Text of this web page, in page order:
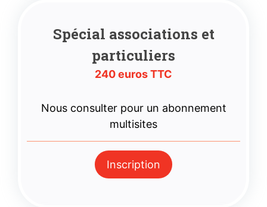
Spécial associations et
particuliers
240 euros TTC
Nous consulter pour un abonnement
multisites
Inscription